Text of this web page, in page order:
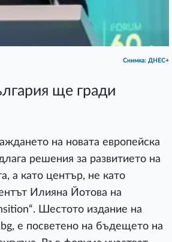
Снимка: ДНЕС+
ще гради
на новата европейска
решения за развитието на
а като център, не като
Илияна Йотова на
Шестото издание на
е посветено на бъдещето на